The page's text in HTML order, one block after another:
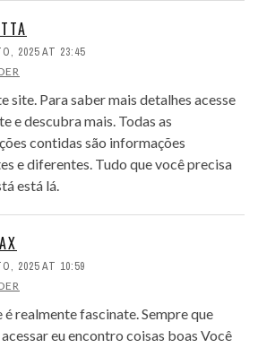
2025 AT 23:45
site. Para saber mais detalhes acesse
e descubra mais. Todas as
contidas são informações
e diferentes. Tudo que você precisa
está lá.
2025 AT 10:59
é realmente fascinate. Sempre que
eu encontro coisas boas Você